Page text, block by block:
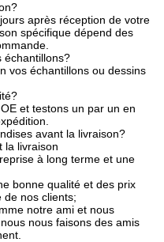
après réception de votre
spécifique dépend des
échantillons?
vos échantillons ou dessins
et testons un par un en
avant la livraison?
la livraison
à long terme et une
bonne qualité et des prix
de nos clients;
notre ami et nous
nous faisons des amis